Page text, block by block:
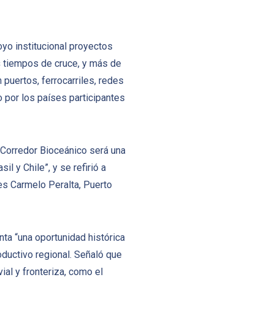
institucional proyectos
de cruce, y más de
ferrocarriles, redes
por los países participantes
Bioceánico será una
y Chile”, y se refirió a
Carmelo Peralta, Puerto
“una oportunidad histórica
regional. Señaló que
y fronteriza, como el